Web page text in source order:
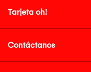
Tarjeta oh!
Contáctanos